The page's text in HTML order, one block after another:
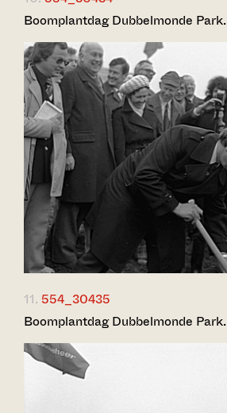
Boomplantdag Dubbelmonde Park.
11. 554_30435
Boomplantdag Dubbelmonde Park.